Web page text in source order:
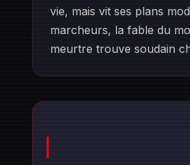
vie, mais vit ses plans
marcheurs, la fable du
meurtre trouve soudain